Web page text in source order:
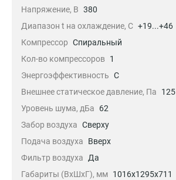
Напряжение, В 380
Диапазон t на охлаждение, С +19...+46
Компрессор Спиральный
Кол-во компрессоров 1
Энергоэффективность C
Внешнее статическое давление, Па
125
Уровень шума, дБа
62
Забор воздуха Сверху
Подача воздуха
Вверх
Фильтр воздуха
Да
Габариты (ВхШхГ), мм 1016х1295х711